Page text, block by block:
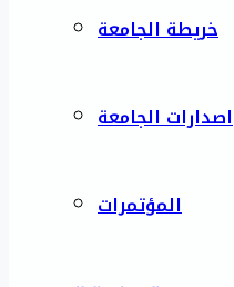
خريطة الجامعة
اصدارات الجامعة
المؤتمرات